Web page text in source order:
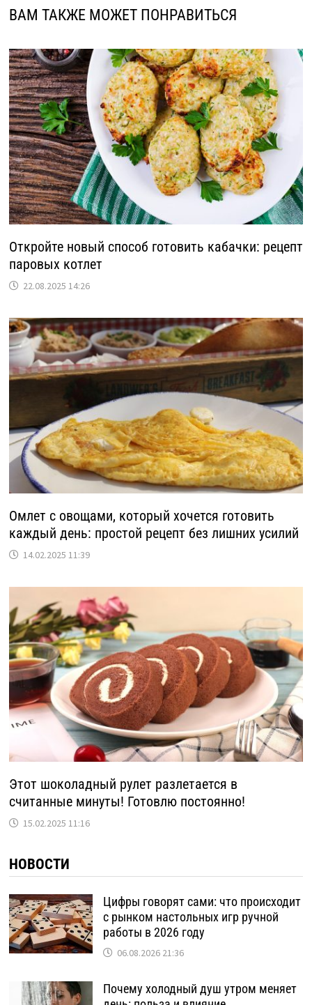
ВАМ ТАКЖЕ МОЖЕТ ПОНРАВИТЬСЯ
Откройте новый способ готовить кабачки: рецепт
паровых котлет
22.08.2025 14:26
Омлет с овощами, который хочется готовить
каждый день: простой рецепт без лишних усилий
14.02.2025 11:39
Этот шоколадный рулет разлетается в
считанные минуты! Готовлю постоянно!
15.02.2025 11:16
НОВОСТИ
Цифры говорят сами: что происходит
с рынком настольных игр ручной
работы в 2026 году
06.08.2026 21:36
Почему холодный душ утром меняет